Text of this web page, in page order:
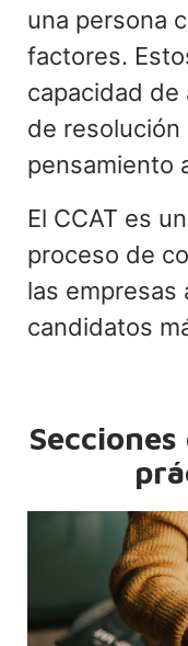
una persona
factores.
capacidad de
de resolución
pensamiento
El CCAT es
proceso de
las empresas
candidatos